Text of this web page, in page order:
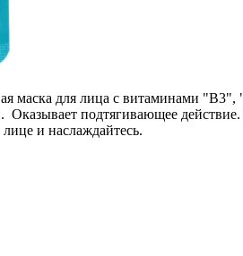
маска для лица с витаминами
подтягивающее
и наслаждайтесь.